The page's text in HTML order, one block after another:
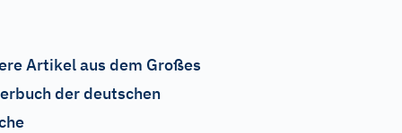
Artikel aus dem Großes
der deutschen